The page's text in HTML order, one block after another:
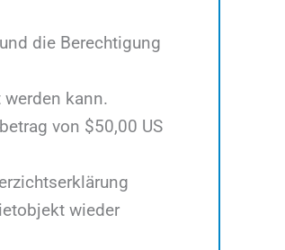
die Berechtigung
kann.
von $50,00 US
wieder